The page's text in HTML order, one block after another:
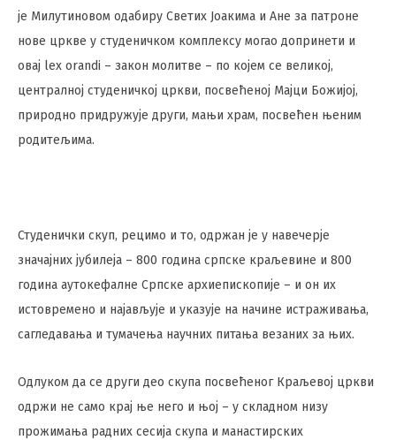
је Милутиновом одабиру Светих Јоакима и Ане за патроне
нове цркве у студеничком комплексу могао допринети и
овај lex orandi – закон молитве – по којем се великој,
централној студеничкој цркви, посвећеној Мајци Божијој,
природно придружује други, мањи храм, посвећен њеним
родитељима.
Студенички скуп, рецимо и то, одржан је у навечерје
значајних јубилеја – 800 година српске краљевине и 800
година аутокефалне Српске архиепископије – и он их
истовремено и најављује и указује на начине истраживања,
сагледавања и тумачења научних питања везаних за њих.
Одлуком да се други део скупа посвећеног Краљевој цркви
одржи не само крај ње него и њој – у складном низу
прожимања радних сесија скупа и манастирских